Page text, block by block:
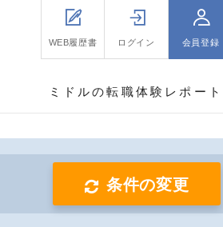
WEB履歴書 ログイン 会員登録
ミドルの転職体験レポート
条件の変更